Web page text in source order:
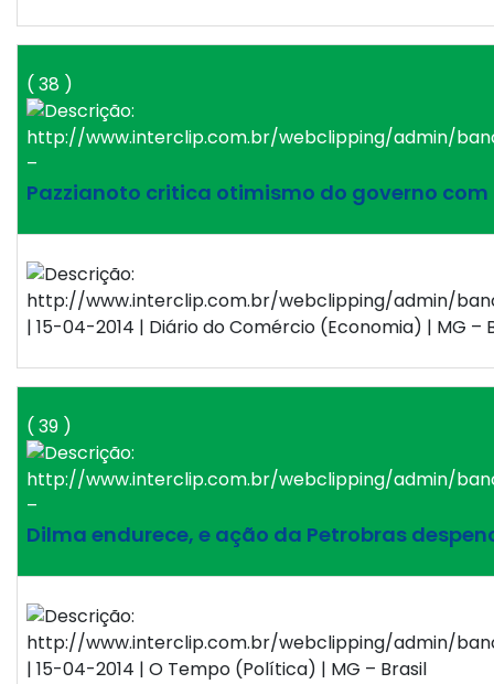
( 38 )
–
Pazzianoto critica otimismo do governo
| 15-04-2014 | Diário do Comércio (Economia) | MG –
( 39 )
–
Dilma endurece, e ação da Petrobras
| 15-04-2014 | O Tempo (Política) | MG – Brasil